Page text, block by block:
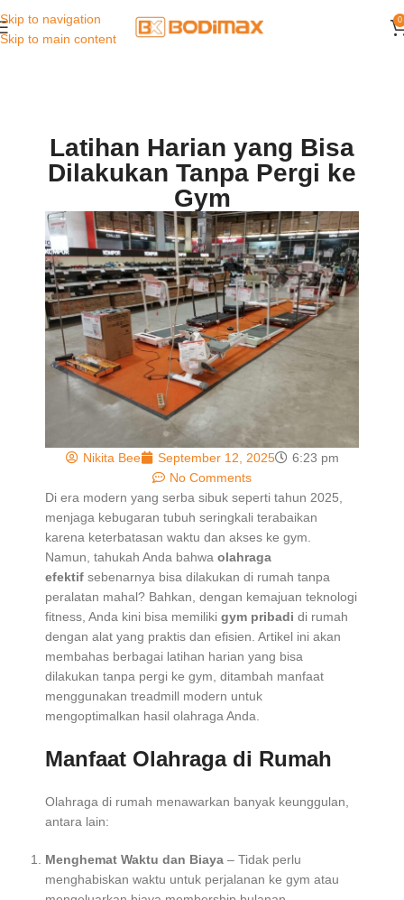
Skip to navigation
Skip to main content
0
Latihan Harian yang Bisa
Dilakukan Tanpa Pergi ke
Gym
Nikita Bee September 12, 2025
6:23 pm
No Comments
Di era modern yang serba sibuk seperti tahun 2025,
menjaga kebugaran tubuh seringkali terabaikan
karena keterbatasan waktu dan akses ke gym.
Namun, tahukah Anda bahwa olahraga
efektif sebenarnya bisa dilakukan di rumah tanpa
peralatan mahal? Bahkan, dengan kemajuan teknologi
fitness, Anda kini bisa memiliki gym pribadi di rumah
dengan alat yang praktis dan efisien. Artikel ini akan
membahas berbagai latihan harian yang bisa
dilakukan tanpa pergi ke gym, ditambah manfaat
menggunakan treadmill modern untuk
mengoptimalkan hasil olahraga Anda.
Manfaat Olahraga di Rumah
Olahraga di rumah menawarkan banyak keunggulan,
antara lain:
Menghemat Waktu dan Biaya – Tidak perlu
menghabiskan waktu untuk perjalanan ke gym atau